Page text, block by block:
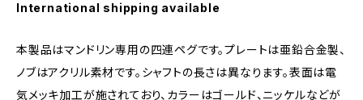
International shipping available
本製品はマンドリン専用の四連ペグです。プレートは亜鉛合金製、
ノブはアクリル素材です。シャフトの長さは異なります。表面は電
気メッキ加工が施されており、カラーはゴールド、ニッケルなどが